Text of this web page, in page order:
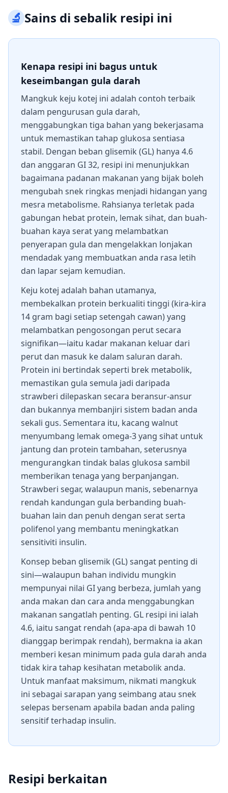
🔬Sains di sebalik resipi ini
Kenapa resipi ini bagus untuk
keseimbangan gula darah
Mangkuk keju kotej ini adalah contoh terbaik
dalam pengurusan gula darah,
menggabungkan tiga bahan yang bekerjasama
untuk memastikan tahap glukosa sentiasa
stabil. Dengan beban glisemik (GL) hanya 4.6
dan anggaran GI 32, resipi ini menunjukkan
bagaimana padanan makanan yang bijak boleh
mengubah snek ringkas menjadi hidangan yang
mesra metabolisme. Rahsianya terletak pada
gabungan hebat protein, lemak sihat, dan buah-
buahan kaya serat yang melambatkan
penyerapan gula dan mengelakkan lonjakan
mendadak yang membuatkan anda rasa letih
dan lapar sejam kemudian.
Keju kotej adalah bahan utamanya,
membekalkan protein berkualiti tinggi (kira-kira
14 gram bagi setiap setengah cawan) yang
melambatkan pengosongan perut secara
signifikan—iaitu kadar makanan keluar dari
perut dan masuk ke dalam saluran darah.
Protein ini bertindak seperti brek metabolik,
memastikan gula semula jadi daripada
strawberi dilepaskan secara beransur-ansur
dan bukannya membanjiri sistem badan anda
sekali gus. Sementara itu, kacang walnut
menyumbang lemak omega-3 yang sihat untuk
jantung dan protein tambahan, seterusnya
mengurangkan tindak balas glukosa sambil
memberikan tenaga yang berpanjangan.
Strawberi segar, walaupun manis, sebenarnya
rendah kandungan gula berbanding buah-
buahan lain dan penuh dengan serat serta
polifenol yang membantu meningkatkan
sensitiviti insulin.
Konsep beban glisemik (GL) sangat penting di
sini—walaupun bahan individu mungkin
mempunyai nilai GI yang berbeza, jumlah yang
anda makan dan cara anda menggabungkan
makanan sangatlah penting. GL resipi ini ialah
4.6, iaitu sangat rendah (apa-apa di bawah 10
dianggap berimpak rendah), bermakna ia akan
memberi kesan minimum pada gula darah anda
tidak kira tahap kesihatan metabolik anda.
Untuk manfaat maksimum, nikmati mangkuk
ini sebagai sarapan yang seimbang atau snek
selepas bersenam apabila badan anda paling
sensitif terhadap insulin.
Resipi berkaitan